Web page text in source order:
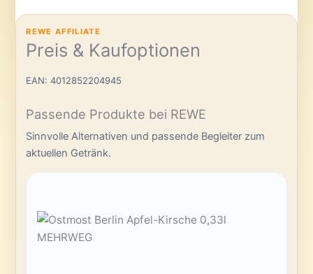
REWE AFFILIATE
Preis & Kaufoptionen
EAN: 4012852204945
Passende Produkte bei REWE
Sinnvolle Alternativen und passende Begleiter zum
aktuellen Getränk.